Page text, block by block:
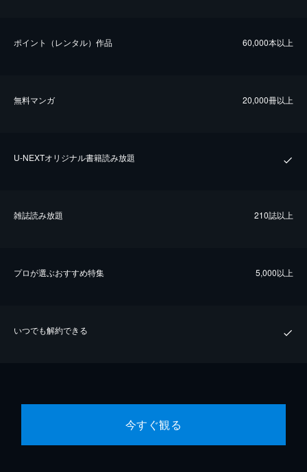
ポイント（レンタル）作品 60,000本以上
無料マンガ 20,000冊以上
U-NEXTオリジナル書籍読み放題
雑誌読み放題 210誌以上
プロが選ぶおすすめ特集 5,000以上
いつでも解約できる
今すぐ観る